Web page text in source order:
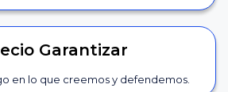
Garantizar
en lo que creemos y defendemos.